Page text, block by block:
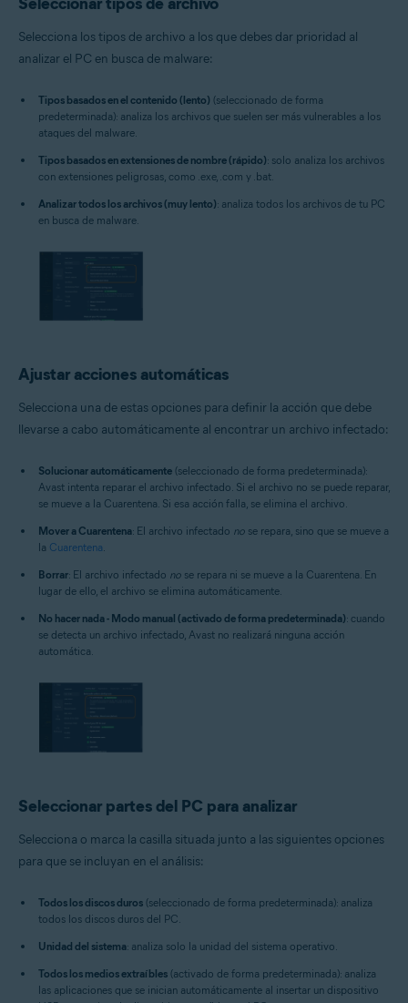
Selecciona los tipos de archivo a los que debes dar prioridad al
analizar el PC en busca de malware:
Tipos basados en el contenido (lento) (seleccionado de forma
predeterminada): analiza los archivos que suelen ser más vulnerables a los
ataques del malware.
Tipos basados en extensiones de nombre (rápido): solo analiza los archivos
con extensiones peligrosas, como .exe, .com y .bat.
Analizar todos los archivos (muy lento): analiza todos los archivos de tu PC
en busca de malware.
Ajustar acciones automáticas
Selecciona una de estas opciones para definir la acción que debe
llevarse a cabo automáticamente al encontrar un archivo infectado:
Solucionar automáticamente (seleccionado de forma predeterminada):
Avast intenta reparar el archivo infectado. Si el archivo no se puede reparar,
se mueve a la Cuarentena. Si esa acción falla, se elimina el archivo.
Mover a Cuarentena: El archivo infectado no se repara, sino que se mueve a
la Cuarentena.
Borrar: El archivo infectado no se repara ni se mueve a la Cuarentena. En
lugar de ello, el archivo se elimina automáticamente.
No hacer nada - Modo manual (activado de forma predeterminada): cuando
se detecta un archivo infectado, Avast no realizará ninguna acción
automática.
Seleccionar partes del PC para analizar
Selecciona o marca la casilla situada junto a las siguientes opciones
para que se incluyan en el análisis:
Todos los discos duros (seleccionado de forma predeterminada): analiza
todos los discos duros del PC.
Unidad del sistema: analiza solo la unidad del sistema operativo.
Todos los medios extraíbles (activado de forma predeterminada): analiza
las aplicaciones que se inician automáticamente al insertar un dispositivo